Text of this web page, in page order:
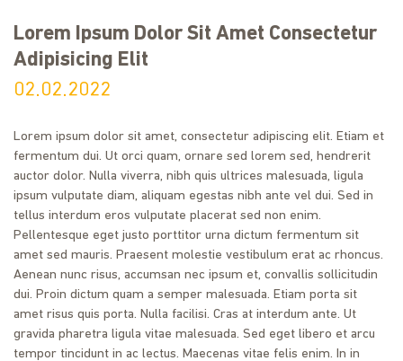
Lorem Ipsum Dolor Sit Amet Consectetur
Adipisicing Elit
02.02.2022
Lorem ipsum dolor sit amet, consectetur adipiscing elit. Etiam et
fermentum dui. Ut orci quam, ornare sed lorem sed, hendrerit
auctor dolor. Nulla viverra, nibh quis ultrices malesuada, ligula
ipsum vulputate diam, aliquam egestas nibh ante vel dui. Sed in
tellus interdum eros vulputate placerat sed non enim.
Pellentesque eget justo porttitor urna dictum fermentum sit
amet sed mauris. Praesent molestie vestibulum erat ac rhoncus.
Aenean nunc risus, accumsan nec ipsum et, convallis sollicitudin
dui. Proin dictum quam a semper malesuada. Etiam porta sit
amet risus quis porta. Nulla facilisi. Cras at interdum ante. Ut
gravida pharetra ligula vitae malesuada. Sed eget libero et arcu
tempor tincidunt in ac lectus. Maecenas vitae felis enim. In in